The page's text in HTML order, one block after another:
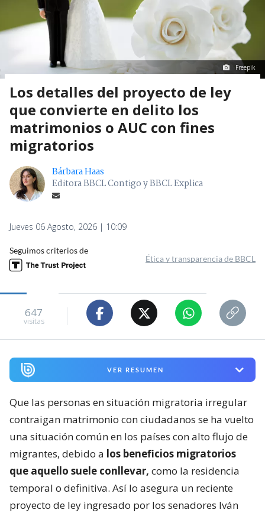
Freepik
Los detalles del proyecto de ley
que convierte en delito los
matrimonios o AUC con fines
migratorios
Bárbara Haas
Editora BBCL Contigo y BBCL Explica
Jueves 06 Agosto, 2026 | 10:09
Seguimos criterios de
Ética y transparencia de BBCL
647
visitas
VER RESUMEN
Que las personas en situación migratoria irregular
contraigan matrimonio con ciudadanos se ha vuelto
una situación común en los países con alto flujo de
migrantes, debido a los beneficios migratorios
que aquello suele conllevar, como la residencia
temporal o definitiva. Así lo asegura un reciente
proyecto de ley ingresado por los senadores Iván